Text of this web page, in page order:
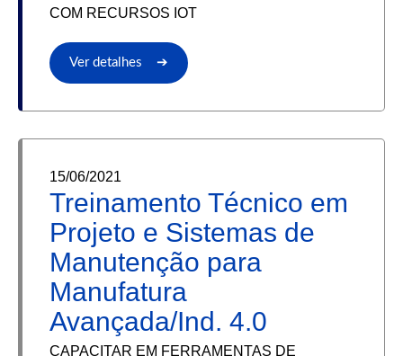
COM RECURSOS IOT
Ver detalhes ➔
15/06/2021
Treinamento Técnico em
Projeto e Sistemas de
Manutenção para
Manufatura
Avançada/Ind. 4.0
CAPACITAR EM FERRAMENTAS DE